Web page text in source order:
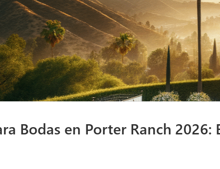
Bodas en Porter Ranch 2026: